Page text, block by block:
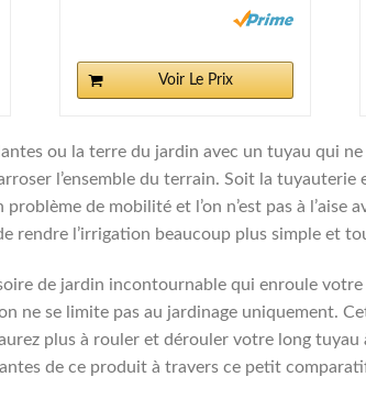
Voir Le Prix
ou la terre du jardin avec un tuyau qui
l’ensemble du terrain. Soit la
de mobilité et l’on n’est pas à
rendre l’irrigation beaucoup plus simple et
de jardin incontournable qui enroule
ne se limite pas au jardinage uniquement.
plus à rouler et dérouler votre long
de ce produit à travers ce petit